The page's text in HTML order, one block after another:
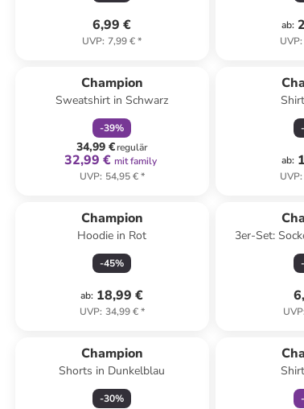
6,99 €
UVP: 7,99 €*
ab:
UVP:
Champion
Sweatshirt in Schwarz
-39%
34,99 €regulär
32,99 € mit family
UVP: 54,95 €*
-
ab:
UVP:
Champion
Hoodie in Rot
-45%
ab: 18,99 €
UVP: 34,99 €*
3er-Set:
-
UVP:
Champion
Shorts in Dunkelblau
-30% -